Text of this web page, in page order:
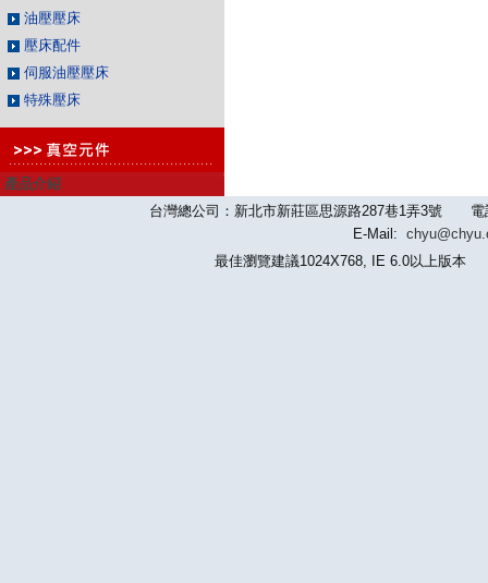
油壓壓床
壓床配件
伺服油壓壓床
特殊壓床
產品介紹
台灣總公司：新北市新莊區思源路287巷1弄3號
E-Mail:
最佳瀏覽建議1024X768, IE 6.0以上版本